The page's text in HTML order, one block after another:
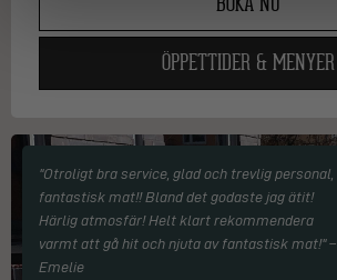
ÖPPETTIDER & MENYER
"Otroligt bra service, glad och trevlig personal,
fantastisk mat!! Bland det godaste jag ätit!
Härlig atmosfär! Helt klart rekommendera
varmt att gå hit och njuta av fantastisk mat!" –
Emelie